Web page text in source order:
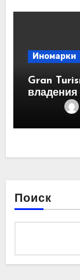
Иномарки
Gran
Поиск